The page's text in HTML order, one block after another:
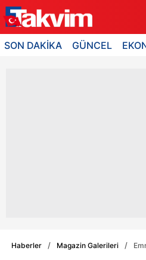
SON DAKİKA GÜNCEL
Haberler Magazin Galerileri